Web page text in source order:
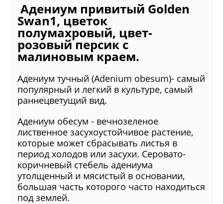
Адениум привитый Golden
Swan1, цветок
полумахровый, цвет-
розовый персик с
малиновым краем.
Адениум тучный (Adenium obesum)- самый
популярный и легкий в культуре, самый
раннецветущий вид.
Адениум обесум - вечнозеленое
лиственное засухоустойчивое растение,
которые может сбрасывать листья в
период холодов или засухи. Серовато-
коричневый стебель адениума
утолщенный и мясистый в основании,
большая часть которого часто находиться
под землей.